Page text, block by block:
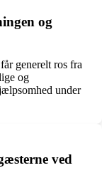
og
generelt ros fra
og
under
ved